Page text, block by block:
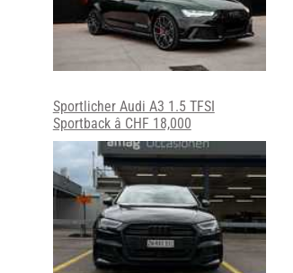
Sportlicher Audi A3 1.5 TFSI
Sportback â CHF 18,000